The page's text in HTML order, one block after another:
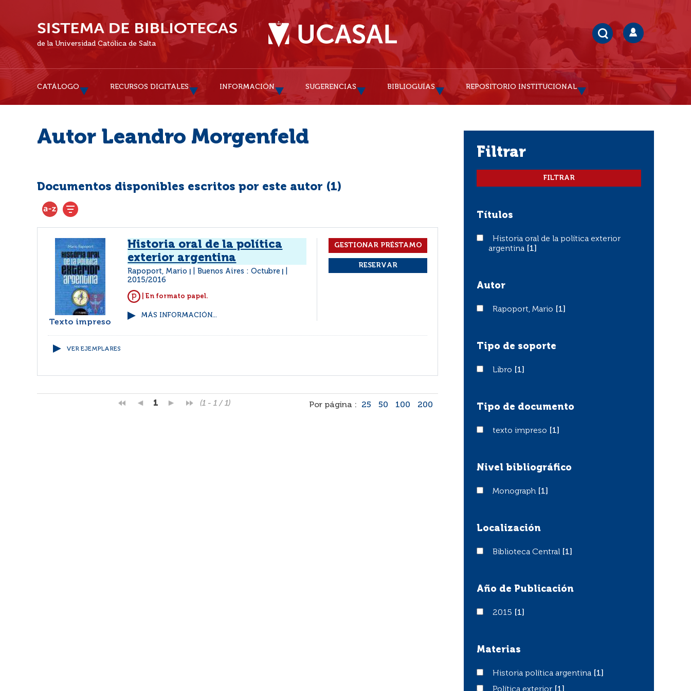
de la Universidad Católica de Salta
CATÁLOGO RECURSOS DIGITALES INFORMACIÓN SUGERENCIAS BIBLIOGUÍAS REPOSITORIO INSTITUCIONAL
Autor Leandro Morgenfeld
Documentos disponibles escritos por este autor (1)
Texto impreso
Historia oral de la política
exterior argentina
Rapoport, Mario Buenos Aires : Octubre
2015/2016
| En formato papel.
MÁS INFORMACIÓN...
VER EJEMPLARES
1 (1 - 1 / 1) Por página : 25 50 100 200
filtrar
Títulos
Historia oral de la política exterior argentina
Historia oral de la política exterior
argentina
[1]
Autor
Rapoport, Mario
Rapoport, Mario [1]
Tipo de soporte
LibroLibro [1]
Tipo de documento
texto impreso
texto impreso [1]
Nivel bibliográfico
Monograph
Monograph [1]
Localización
Biblioteca Central
Biblioteca Central [1]
Año de Publicación
20152015 [1]
Materias
Historia política argentina
Historia política argentina
[1]